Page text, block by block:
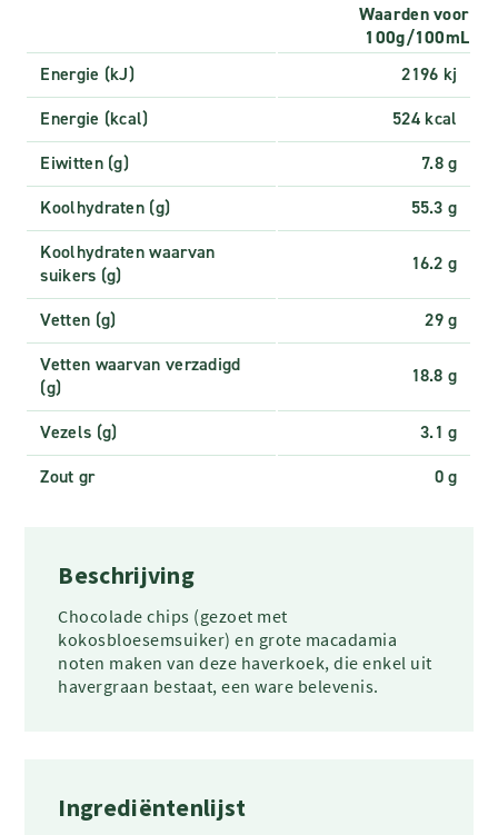
Waarden voor
100g/100mL
Energie (kJ)
2196 kj
Energie (kcal)
524 kcal
Eiwitten (g)
7.8 g
Koolhydraten (g)
55.3 g
Koolhydraten waarvan
suikers (g)
16.2 g
Vetten (g)
29 g
Vetten waarvan verzadigd
(g)
18.8 g
Vezels (g)
3.1 g
Zout gr
0 g
Beschrijving
Chocolade chips (gezoet met
kokosbloesemsuiker) en grote macadamia
noten maken van deze haverkoek, die enkel uit
havergraan bestaat, een ware belevenis.
Ingrediëntenlijst